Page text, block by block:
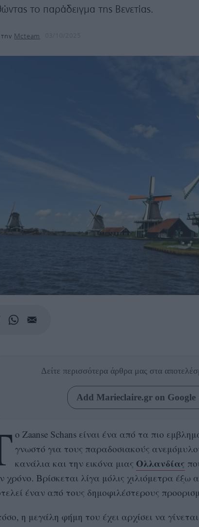
το παράδειγμα της Βενετίας.
Mcteam
Δείτε περισσότερα άρθρα μας στα
Add Marieclaire.gr on Google
o Zaanse Schans είναι ένα από τα πιο
γνωστό για τους παραδοσιακούς
κανάλια και την εικόνα μιας Ολλανδίας
χρόνο. Βρίσκεται λίγα μόλις χιλιόμετρα έξω
έναν από τους δημοφιλέστερους
η μεγάλη φήμη του έχει αρχίσει να